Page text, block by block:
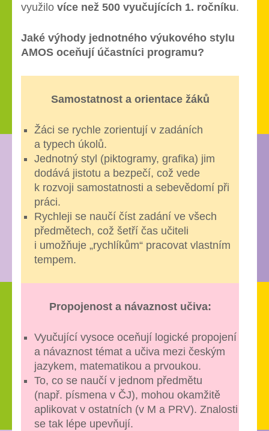
využilo více než 500 vyučujících 1. ročníku.
Jaké výhody jednotného výukového stylu
AMOS oceňují účastníci programu?
Samostatnost a orientace žáků
Žáci se rychle zorientují v zadáních
a typech úkolů.
Jednotný styl (piktogramy, grafika) jim
dodává jistotu a bezpečí, což vede
k rozvoji samostatnosti a sebevědomí při
práci.
Rychleji se naučí číst zadání ve všech
předmětech, což šetří čas učiteli
i umožňuje „rychlíkům“ pracovat vlastním
tempem.
Propojenost a návaznost učiva:
Vyučující vysoce oceňují logické propojení
a návaznost témat a učiva mezi českým
jazykem, matematikou a prvoukou.
To, co se naučí v jednom předmětu
(např. písmena v ČJ), mohou okamžitě
aplikovat v ostatních (v M a PRV). Znalosti
se tak lépe upevňují.